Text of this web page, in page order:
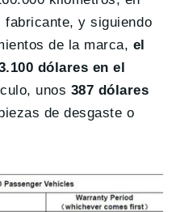
fabricante, y siguiendo
de la marca, el
dólares en el
unos 387 dólares
de desgaste o